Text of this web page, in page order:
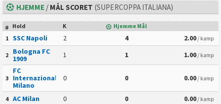
HJEMME /MÅL SCORET (SUPERCOPPA ITALIANA)
# Hold K
Hjemme Mål
1 SSC Napoli 2 4 2.00/ kamp
2
Bologna FC
1909
1 1 1.00/ kamp
3
FC
Internazionale
Milano
0 0 0.00/ kamp
4 AC Milan 0 0 0.00/ kamp